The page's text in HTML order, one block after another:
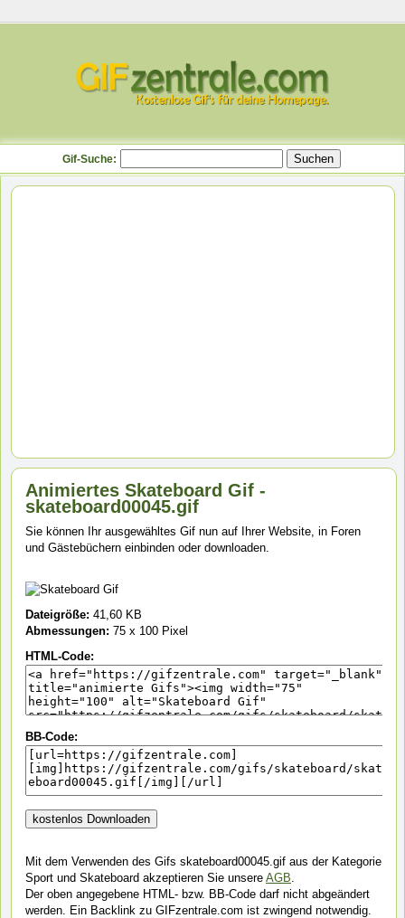
Gif-Suche:
Animiertes Skateboard Gif -
skateboard00045.gif
Sie können Ihr ausgewähltes Gif nun auf Ihrer Website, in Foren
und Gästebüchern einbinden oder downloaden.
Dateigröße: 41,60 KB
Abmessungen: 75 x 100 Pixel
HTML-Code:
BB-Code:
Mit dem Verwenden des Gifs skateboard00045.gif aus der Kategorie
Sport und Skateboard akzeptieren Sie unsere AGB.
Der oben angegebene HTML- bzw. BB-Code darf nicht abgeändert
werden. Ein Backlink zu GIFzentrale.com ist zwingend notwendig.